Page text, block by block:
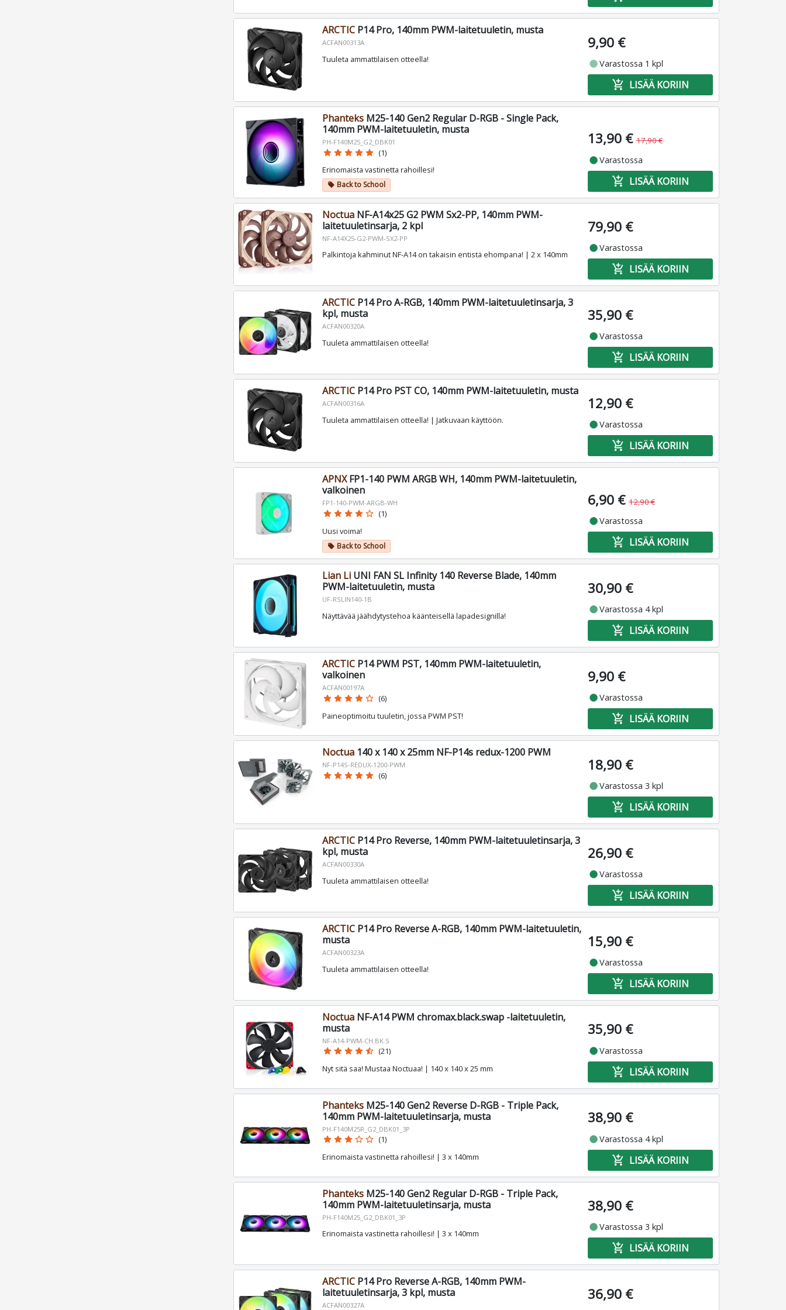
ARCTICP14 Pro, 140mm PWM-laitetuuletin, musta
ACFAN00313A
Tuuleta ammattilaisen otteella!
9,90 €
fiber_manual_recordVarastossa 1 kpl
add_shopping_cart LISÄÄ KORIIN
PhanteksM25-140 Gen2 Regular D-RGB - Single Pack,
140mm PWM-laitetuuletin, musta
PH-F140M25_G2_DBK01
star star star star star (1)
Erinomaista vastinetta rahoillesi!
local_offer Back to School
13,90 € 17,90 €
fiber_manual_recordVarastossa
add_shopping_cart LISÄÄ KORIIN
NoctuaNF-A14x25 G2 PWM Sx2-PP, 140mm PWM-
laitetuuletinsarja, 2 kpl
NF-A14X25-G2-PWM-SX2-PP
Palkintoja kahminut NF-A14 on takaisin entistä ehompana! | 2 x 140mm
79,90 €
fiber_manual_recordVarastossa
add_shopping_cart LISÄÄ KORIIN
ARCTICP14 Pro A-RGB, 140mm PWM-laitetuuletinsarja, 3
kpl, musta
ACFAN00320A
Tuuleta ammattilaisen otteella!
35,90 €
fiber_manual_recordVarastossa
add_shopping_cart LISÄÄ KORIIN
ARCTICP14 Pro PST CO, 140mm PWM-laitetuuletin, musta
ACFAN00316A
Tuuleta ammattilaisen otteella! | Jatkuvaan käyttöön.
12,90 €
fiber_manual_recordVarastossa
add_shopping_cart LISÄÄ KORIIN
APNXFP1-140 PWM ARGB WH, 140mm PWM-laitetuuletin,
valkoinen
FP1-140-PWM-ARGB-WH
star star star star star_border (1)
Uusi voima!
local_offer Back to School
6,90 € 12,90 €
fiber_manual_recordVarastossa
add_shopping_cart LISÄÄ KORIIN
Lian LiUNI FAN SL Infinity 140 Reverse Blade, 140mm
PWM-laitetuuletin, musta
UF-RSLIN140-1B
Näyttävää jäähdytystehoa käänteisellä lapadesignilla!
30,90 €
fiber_manual_recordVarastossa 4 kpl
add_shopping_cart LISÄÄ KORIIN
ARCTICP14 PWM PST, 140mm PWM-laitetuuletin,
valkoinen
ACFAN00197A
star star star star star_border (6)
Paineoptimoitu tuuletin, jossa PWM PST!
9,90 €
fiber_manual_recordVarastossa
add_shopping_cart LISÄÄ KORIIN
Noctua140 x 140 x 25mm NF-P14s redux-1200 PWM
NF-P14S-REDUX-1200-PWM
star star star star star (6)
18,90 €
fiber_manual_recordVarastossa 3 kpl
add_shopping_cart LISÄÄ KORIIN
ARCTICP14 Pro Reverse, 140mm PWM-laitetuuletinsarja, 3
kpl, musta
ACFAN00330A
Tuuleta ammattilaisen otteella!
26,90 €
fiber_manual_recordVarastossa
add_shopping_cart LISÄÄ KORIIN
ARCTICP14 Pro Reverse A-RGB, 140mm PWM-laitetuuletin,
musta
ACFAN00323A
Tuuleta ammattilaisen otteella!
15,90 €
fiber_manual_recordVarastossa
add_shopping_cart LISÄÄ KORIIN
NoctuaNF-A14 PWM chromax.black.swap -laitetuuletin,
musta
NF-A14-PWM-CH.BK.S
star star star star star_half (21)
Nyt sitä saa! Mustaa Noctuaa! | 140 x 140 x 25 mm
35,90 €
fiber_manual_recordVarastossa
add_shopping_cart LISÄÄ KORIIN
PhanteksM25-140 Gen2 Reverse D-RGB - Triple Pack,
140mm PWM-laitetuuletinsarja, musta
PH-F140M25R_G2_DBK01_3P
star star star star_border star_border (1)
Erinomaista vastinetta rahoillesi! | 3 x 140mm
38,90 €
fiber_manual_recordVarastossa 4 kpl
add_shopping_cart LISÄÄ KORIIN
PhanteksM25-140 Gen2 Regular D-RGB - Triple Pack,
140mm PWM-laitetuuletinsarja, musta
PH-F140M25_G2_DBK01_3P
Erinomaista vastinetta rahoillesi! | 3 x 140mm
38,90 €
fiber_manual_recordVarastossa 3 kpl
add_shopping_cart LISÄÄ KORIIN
ARCTICP14 Pro Reverse A-RGB, 140mm PWM-
laitetuuletinsarja, 3 kpl, musta
ACFAN00327A
36,90 €